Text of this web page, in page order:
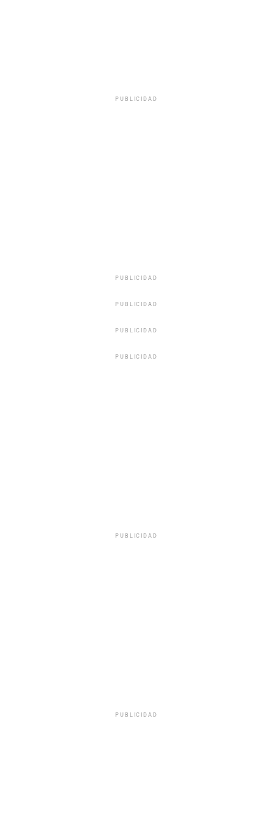
PUBLICIDAD
PUBLICIDAD
PUBLICIDAD
PUBLICIDAD
PUBLICIDAD
PUBLICIDAD
PUBLICIDAD